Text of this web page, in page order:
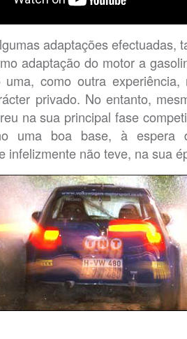
adaptações efectuadas,
adaptação do motor a
uma, como outra experiência,
privado. No entanto,
na sua principal fase
uma boa base, à espera
infelizmente não teve, na sua